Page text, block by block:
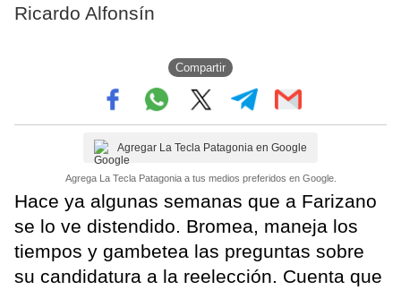
Ricardo Alfonsín
Compartir
Agregar La Tecla Patagonia en Google
Agrega La Tecla Patagonia a tus medios preferidos en Google.
Hace ya algunas semanas que a Farizano
se lo ve distendido. Bromea, maneja los
tiempos y gambetea las preguntas sobre
su candidatura a la reelección. Cuenta que